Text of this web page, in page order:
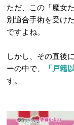
ただ、この「魔女
別適合手術を受け
ですよね。
しかし、その直後
ーの中で、
「戸籍
す。